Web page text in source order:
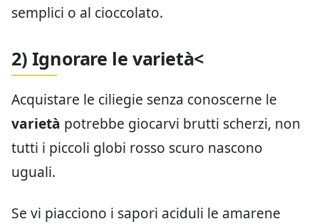
semplici o al cioccolato.
2) Ignorare le varietà<
Acquistare le ciliegie senza conoscerne le
varietà potrebbe giocarvi brutti scherzi, non
tutti i piccoli globi rosso scuro nascono
uguali.
Se vi piacciono i sapori aciduli le amarene